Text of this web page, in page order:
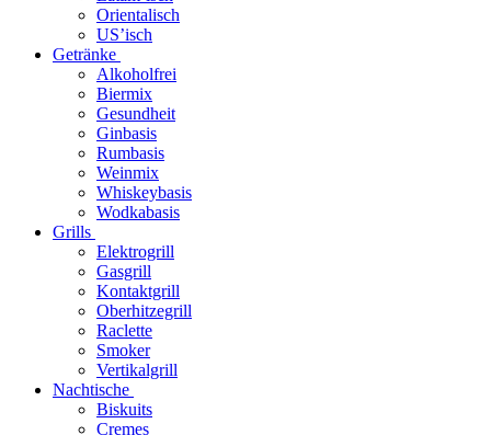
Orientalisch
US’isch
Getränke
Alkoholfrei
Biermix
Gesundheit
Ginbasis
Rumbasis
Weinmix
Whiskeybasis
Wodkabasis
Grills
Elektrogrill
Gasgrill
Kontaktgrill
Oberhitzegrill
Raclette
Smoker
Vertikalgrill
Nachtische
Biskuits
Cremes